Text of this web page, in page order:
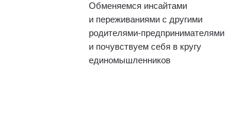
Обменяемся инсайтами
и переживаниями с другими
родителями-предпринимателями
и почувствуем себя в кругу
единомышленников